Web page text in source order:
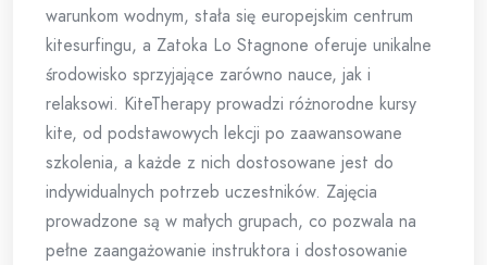
warunkom wodnym, stała się europejskim centrum
kitesurfingu, a Zatoka Lo Stagnone oferuje unikalne
środowisko sprzyjające zarówno nauce, jak i
relaksowi. KiteTherapy prowadzi różnorodne kursy
kite, od podstawowych lekcji po zaawansowane
szkolenia, a każde z nich dostosowane jest do
indywidualnych potrzeb uczestników. Zajęcia
prowadzone są w małych grupach, co pozwala na
pełne zaangażowanie instruktora i dostosowanie